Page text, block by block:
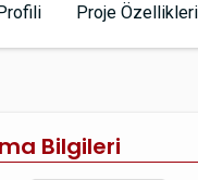
Proje Özellikleri
Bilgileri